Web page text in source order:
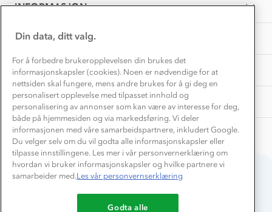
2023
INFORMASJON
OM OSS
Samarbeide med oss?
TIPS OG RÅD
Store størrelser
Turmat oppskrifter
Beredskap
AKTIVITETER
Leirskole 🥾
Barnehageansatt
Tips til hyttetur
Du betaler enkelt med
Din data, ditt valg.
For å forbedre brukeropplevelsen din brukes det
informasjonskapsler (cookies). Noen er nødvendige for at
nettsiden skal fungere, mens andre brukes for å gi deg en
personalisert opplevelse med tilpasset innhold og
personalisering av annonser som kan være av interesse for deg,
både på hjemmesiden og via markedsføring. Vi deler
informasjonen med våre samarbeidspartnere, inkludert Google.
Du velger selv om du vil godta alle informasjonskapsler eller
tilpasse innstillingene. Les mer i vår personvernerklæring om
hvordan vi bruker informasjonskapsler og hvilke partnere vi
samarbeider med.Les vår personvernserklæring
Godta alle